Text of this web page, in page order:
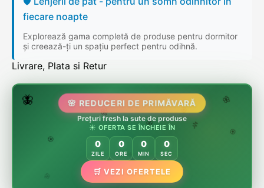
fiecare noapte
Explorează gama completă de produse pentru dormitor
și creează-ți un spațiu perfect pentru odihnă.
Livrare, Plata si Retur
🌸
🌿
🌸
🏵️
🌷
🦋 🌸 REDUCERI DE PRIMĂVARĂ
Prețuri fresh la sute de produse
☀️ OFERTA SE ÎNCHEIE ÎN
0
ZILE
0
ORE
0
MIN
0
SEC
🛒 VEZI OFERTELE